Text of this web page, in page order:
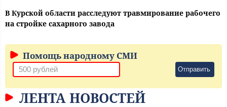
В Курской области расследуют травмирование рабочего
на стройке сахарного завода
Помощь народному СМИ
Отправить
ЛЕНТА НОВОСТЕЙ